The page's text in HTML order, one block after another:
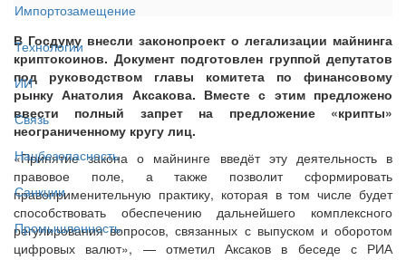
Импортозамещение
Технологии
ИИ
Связь
Нацбезопасность
Санкции
Промышленность
В Госдуму внесли законопроект о легализации майнинга
криптокоинов. Документ подготовлен группой депутатов
под руководством главы комитета по финансовому
рынку Анатолия Аксакова. Вместе с этим предложено
ввести полный запрет на предложение «крипты»
неограниченному кругу лиц.
«Принятие закона о майнинге введёт эту деятельность в
правовое поле, а также позволит сформировать
правоприменительную практику, которая в том числе будет
способствовать обеспечению дальнейшего комплексного
регулирования вопросов, связанных с выпуском и оборотом
цифровых валют», — отметил Аксаков в беседе с РИА